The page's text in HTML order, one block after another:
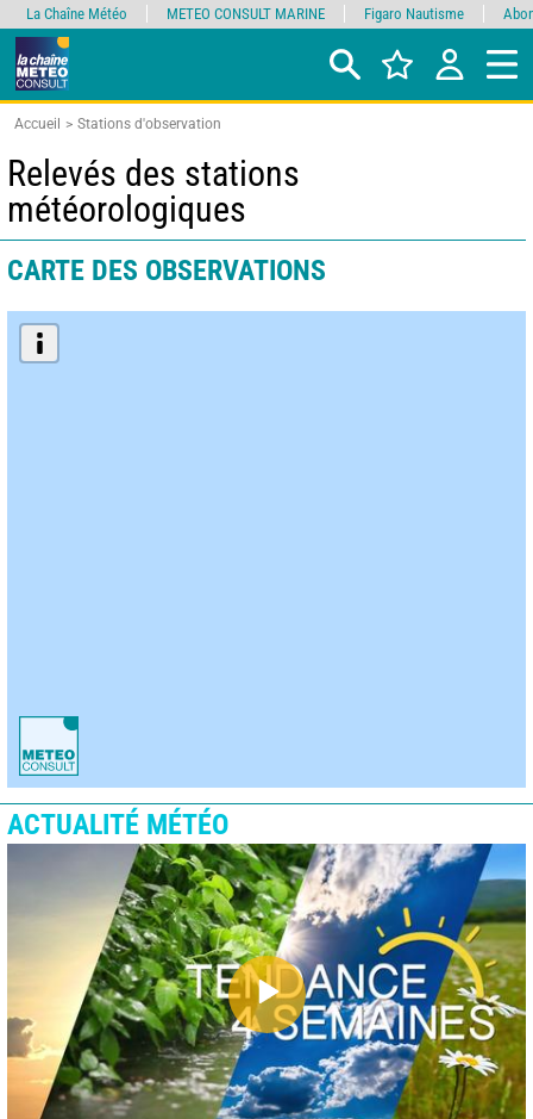
Accueil Stations d'observation
Relevés des stations
météorologiques
CARTE DES OBSERVATIONS
ACTUALITÉ MÉTÉO
La Chaîne Météo METEO CONSULT MARINE Figaro Nautisme